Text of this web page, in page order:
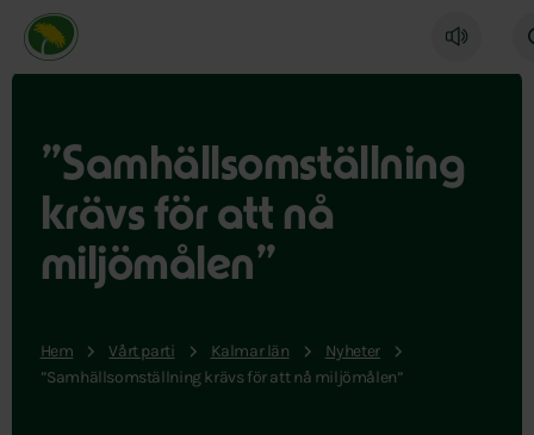
Miljöpartiet de gröna, startsida
”Samhällsomställning
krävs för att nå
miljömålen”
Hem Vårt parti Kalmar län
Nyheter
”Samhällsomställning krävs för att nå miljömålen”